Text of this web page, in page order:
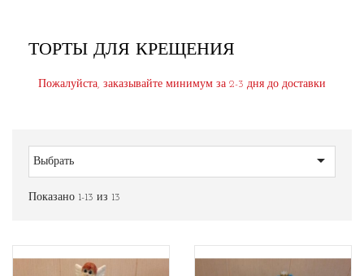
ТОРТЫ ДЛЯ КРЕЩЕНИЯ
Пожалуйста, заказывайте минимум за 2-3 дня до доставки
Выбрать 
Показано 1-13 из 13